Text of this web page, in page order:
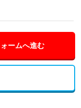
ームへ進む